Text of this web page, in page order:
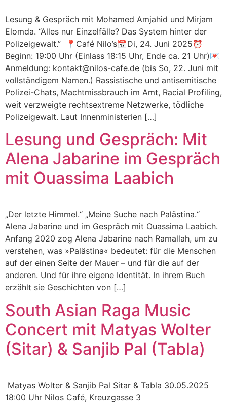
Lesung & Gespräch mit Mohamed Amjahid und Mirjam
Elomda. “Alles nur Einzelfälle? Das System hinter der
Polizeigewalt.” 📍Café Nilo’s📅Di, 24. Juni 2025⏰
Beginn: 19:00 Uhr (Einlass 18:15 Uhr, Ende ca. 21 Uhr)💌
Anmeldung: kontakt@nilos-cafe.de (bis So, 22. Juni mit
vollständigem Namen.) Rassistische und antisemitische
Polizei-Chats, Machtmissbrauch im Amt, Racial Profiling,
weit verzweigte rechtsextreme Netzwerke, tödliche
Polizeigewalt. Laut Innenministerien […]
Lesung und Gespräch: Mit
Alena Jabarine im Gespräch
mit Ouassima Laabich
„Der letzte Himmel.“ „Meine Suche nach Palästina.“
Alena Jabarine und im Gespräch mit Ouassima Laabich.
Anfang 2020 zog Alena Jabarine nach Ramallah, um zu
verstehen, was »Palästina« bedeutet: für die Menschen
auf der einen Seite der Mauer – und für die auf der
anderen. Und für ihre eigene Identität. In ihrem Buch
erzählt sie Geschichten von […]
South Asian Raga Music
Concert mit Matyas Wolter
(Sitar) & Sanjib Pal (Tabla)
Matyas Wolter & Sanjib Pal Sitar & Tabla 30.05.2025
18:00 Uhr Nilos Café, Kreuzgasse 3